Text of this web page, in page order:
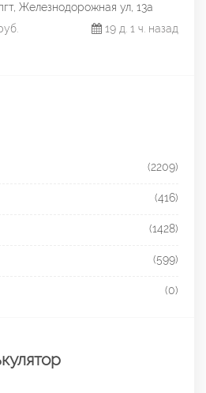
Железнодорожная ул, 13а
19 д. 1 ч. назад
(2209)
(416)
(1428)
(599)
(0)